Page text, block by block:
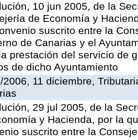
10 jun 2005, de la
de Economía y
suscrito entre la
de Canarias y el
prestación del servicio de
de dicho Ayuntamiento
2006, 11 diciembre,
29 jul 2005, de la
y Hacienda, por la
suscrito entre la